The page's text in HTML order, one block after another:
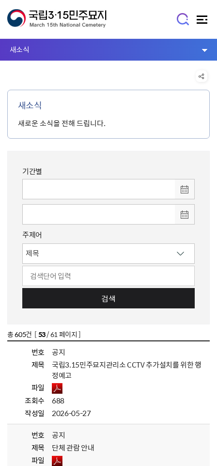
새소식
새소식
새로운 소식을 전해 드립니다.
기간별
주제어
검색
총605건 [53/ 61 페이지 ]
번호
공지
제목
국립3.15민주묘지관리소 CCTV 추가설치를 위한 행
정예고
파일
조회수
688
작성일
2026-05-27
번호
공지
제목
단체 관람 안내
파일